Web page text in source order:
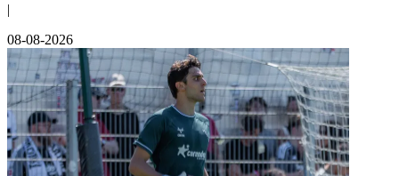
|
08-08-2026